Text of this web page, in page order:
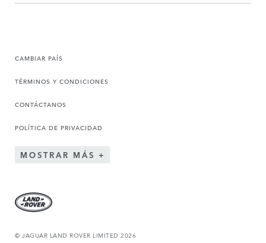
CAMBIAR PAÍS
TÉRMINOS Y CONDICIONES
CONTÁCTANOS
POLÍTICA DE PRIVACIDAD
MOSTRAR MÁS
© JAGUAR LAND ROVER LIMITED 2026